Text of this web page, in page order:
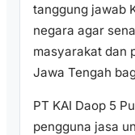
tanggung jawab
negara agar
masyarakat dan
Jawa Tengah
PT KAI Daop 5
pengguna jasa